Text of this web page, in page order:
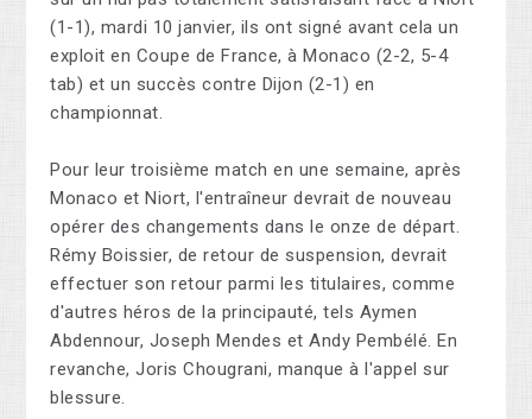
(1-1), mardi 10 janvier, ils ont signé avant cela un
exploit en Coupe de France, à Monaco (2-2, 5-4
tab) et un succès contre Dijon (2-1) en
championnat.
Pour leur troisième match en une semaine, après
Monaco et Niort, l'entraîneur devrait de nouveau
opérer des changements dans le onze de départ.
Rémy Boissier, de retour de suspension, devrait
effectuer son retour parmi les titulaires, comme
d'autres héros de la principauté, tels Aymen
Abdennour, Joseph Mendes et Andy Pembélé. En
revanche, Joris Chougrani, manque à l'appel sur
blessure.